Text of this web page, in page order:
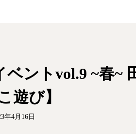
ベントvol.9 ~春~
遊び】
年4月16日